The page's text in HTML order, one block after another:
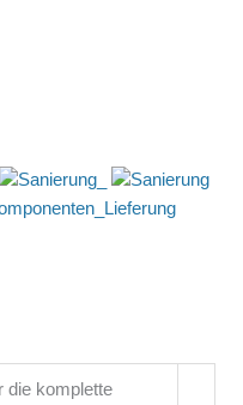
die komplette